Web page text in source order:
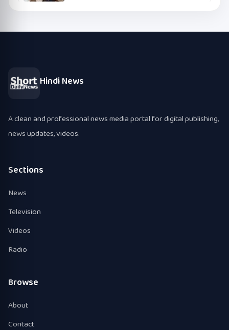
Hindi News
A clean and professional news media portal for digital publishing,
news updates, videos.
Sections
News
Television
Videos
Radio
Browse
About
Contact